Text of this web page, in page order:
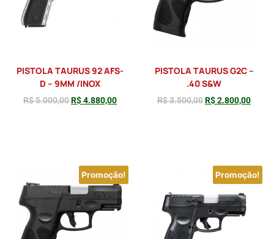
PISTOLA TAURUS 92 AFS-
D – 9MM /INOX
R$5.000,00R$4.880,00
PISTOLA TAURUS G2C –
.40 S&W
R$3.500,00R$2.800,00
Promoção! Promoção!